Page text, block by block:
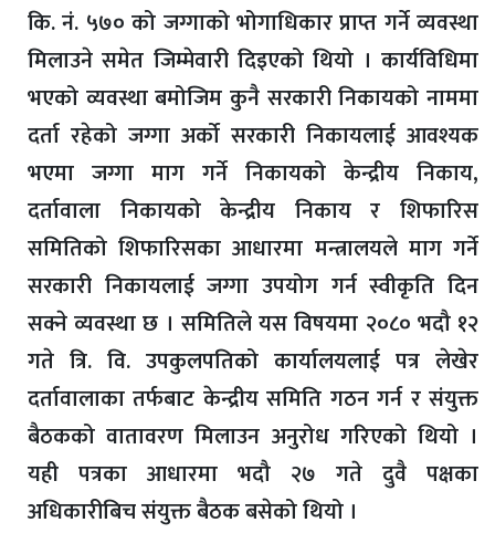
कि. नं. ५७० को जग्गाको भोगाधिकार प्राप्त गर्ने व्यवस्था
मिलाउने समेत जिम्मेवारी दिइएको थियो । कार्यविधिमा
भएको व्यवस्था बमोजिम कुनै सरकारी निकायको नाममा
दर्ता रहेको जग्गा अर्को सरकारी निकायलाई आवश्यक
भएमा जग्गा माग गर्ने निकायको केन्द्रीय निकाय,
दर्तावाला निकायको केन्द्रीय निकाय र शिफारिस
समितिको शिफारिसका आधारमा मन्त्रालयले माग गर्ने
सरकारी निकायलाई जग्गा उपयोग गर्न स्वीकृति दिन
सक्ने व्यवस्था छ । समितिले यस विषयमा २०८० भदौ १२
गते त्रि. वि. उपकुलपतिको कार्यालयलाई पत्र लेखेर
दर्तावालाका तर्फबाट केन्द्रीय समिति गठन गर्न र संयुक्त
बैठकको वातावरण मिलाउन अनुरोध गरिएको थियो ।
यही पत्रका आधारमा भदौ २७ गते दुवै पक्षका
अधिकारीबिच संयुक्त बैठक बसेको थियो ।